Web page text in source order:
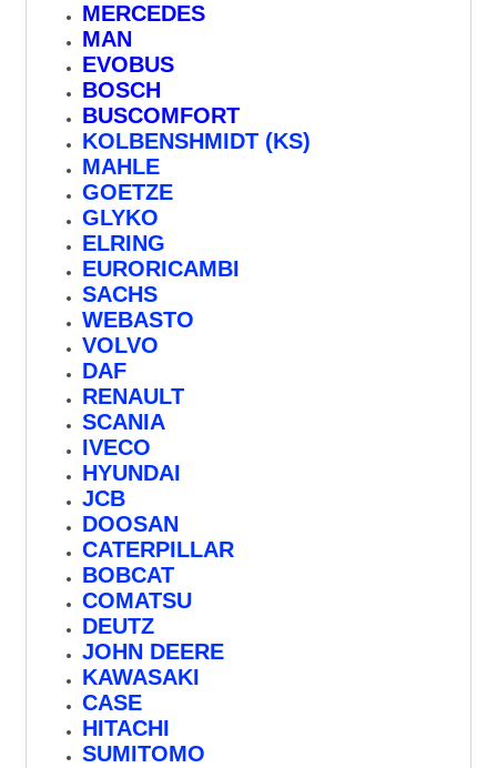
MERCEDES
MAN
EVOBUS
BOSCH
BUSCOMFORT
KOLBENSHMIDT (KS)
MAHLE
GOETZE
GLYKO
ELRING
EURORICAMBI
SACHS
WEBASTO
VOLVO
DAF
RENAULT
SCANIA
IVECO
HYUNDAI
JCB
DOOSAN
CATERPILLAR
BOBCAT
COMATSU
DEUTZ
JOHN DEERE
KAWASAKI
CASE
HITACHI
SUMITOMO